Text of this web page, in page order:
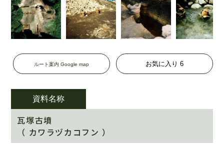
ルート案内 Google map
資料名称
瓦塚古墳
（ カワラヅカコフン ）
お気に入り 6